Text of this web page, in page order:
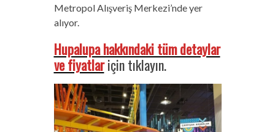
Metropol Alışveriş Merkezi’nde yer
alıyor.
Hupalupa hakkındaki tüm detaylar
ve fiyatlariçin tıklayın.